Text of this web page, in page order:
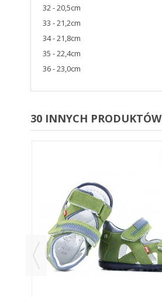
32 - 20,5cm
33 - 21,2cm
34 - 21,8cm
35 - 22,4cm
36 - 23,0cm
30 INNYCH